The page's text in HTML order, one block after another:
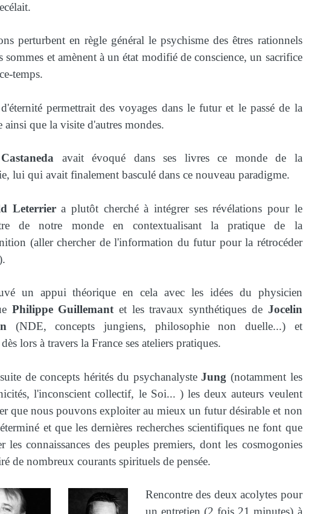
perturbent en règle général le psychisme des êtres rationnels
sommes et amènent à un état modifié de conscience, un sacrifice
temps.
permettrait des voyages dans le futur et le passé de la
ainsi que la visite d'autres mondes.
avait évoqué dans ses livres ce monde de la
lui qui avait finalement basculé dans ce nouveau paradigme.
Leterriera plutôt cherché à intégrer ses révélations pour le
de notre monde en contextualisant la pratique de la
(aller chercher de l'information du futur pour la rétrocéder
un appui théorique en cela avec les idées du physicien
Philippe Guillemant et les travaux synthétiques de Jocelin
(NDE, concepts jungiens, philosophie non duelle...) et
lors à travers la France ses ateliers pratiques.
de concepts hérités du psychanalysteJung (notamment les
l'inconscient collectif, le Soi... ) les deux auteurs veulent
que nous pouvons exploiter au mieux un futur désirable et non
et que les dernières recherches scientifiques ne font que
les connaissances des peuples premiers, dont les cosmogonies
de nombreux courants spirituels de pensée.
Rencontre des deux acolytes pour
un entretien (2 fois 21 minutes) à